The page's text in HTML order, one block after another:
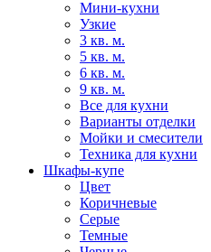
Мини-кухни
Узкие
3 кв. м.
5 кв. м.
6 кв. м.
9 кв. м.
Все для кухни
Варианты отделки
Мойки и смесители
Техника для кухни
Шкафы-купе
Цвет
Коричневые
Серые
Темные